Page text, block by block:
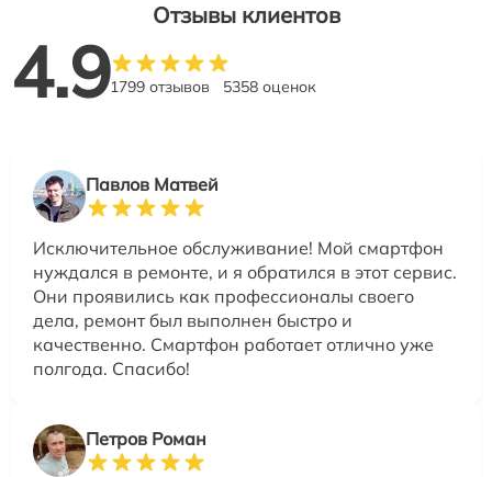
Отзывы клиентов
4.91799 отзывов 5358 оценок
Павлов Матвей
Исключительное обслуживание! Мой смартфон
нуждался в ремонте, и я обратился в этот сервис.
Они проявились как профессионалы своего
дела, ремонт был выполнен быстро и
качественно. Смартфон работает отлично уже
полгода. Спасибо!
Петров Роман